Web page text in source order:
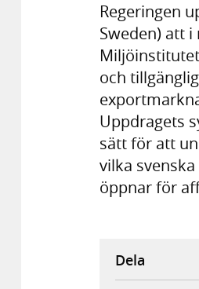
Regeringen
Sweden) att
och
Uppdragets
sätt för att
vilka
öppnar för
Dela